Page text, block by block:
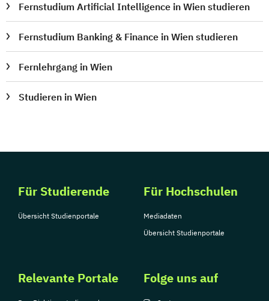
Fernstudium Artificial Intelligence in Wien studieren
Fernstudium Banking & Finance in Wien studieren
Fernlehrgang in Wien
Studieren in Wien
Für Studierende
Übersicht Studienportale
Für Hochschulen
Mediadaten
Übersicht Studienportale
Relevante Portale Folge uns auf